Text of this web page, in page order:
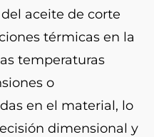
aceite de corte
térmicas en la
temperaturas
o
en el material, lo
dimensional y